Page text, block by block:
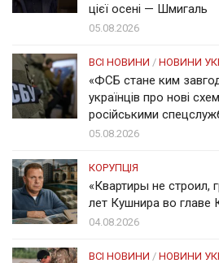
цієї осені — Шмигаль
05.08.2026
ВСІ НОВИНИ / НОВИНИ
«ФСБ стане ким
українців про нові
російськими
05.08.2026
КОРУПЦІЯ
«Квартиры не строил,
лет Кушнира во главе
04.08.2026
ВСІ НОВИНИ / НОВИНИ